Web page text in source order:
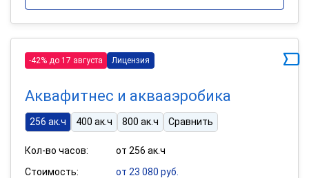
-42% до 17 августа Лицензия
Аквафитнес и аквааэробика
256 ак.ч 400 ак.ч 800 ак.ч Сравнить
Кол-во часов:
от 256 ак.ч
Стоимость:
от 23 080 руб.